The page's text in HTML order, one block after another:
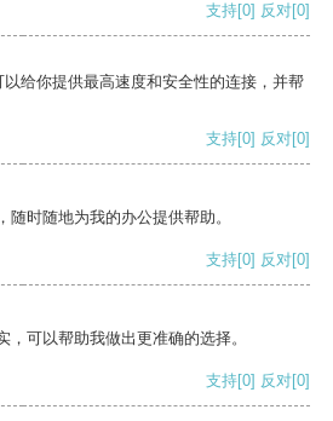
支持[0] 反对[0]
给你提供最高速度和安全性的连接，并帮
支持[0] 反对[0]
时随地为我的办公提供帮助。
支持[0] 反对[0]
可以帮助我做出更准确的选择。
支持[0] 反对[0]